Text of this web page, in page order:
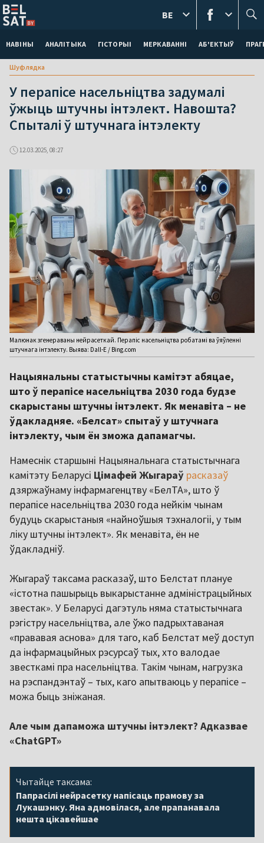
НАВІНЫ АНАЛІТЫКА ГІСТОРЫІ МЕРКАВАННI АБ'ЕКТЫЎ
BE
Шуфлядка
У перапісе насельніцтва задумалі
ўжыць штучны інтэлект. Навошта?
Спыталі ў штучнага інтэлекту
12.03.2025, 08:27
Малюнак згенераваны нейрасеткай. Перапіс насельніцтва робатамі ва ўяўленні
штучнага інтэлекту. Выява: Dall-E / Bing.com
Нацыянальны статыстычны камітэт абяцае,
што ў перапісе насельніцтва 2030 года будзе
скарыстаны штучны інтэлект. Як менавіта – не
ўдакладняе. «Белсат» спытаў у штучнага
інтэлекту, чым ён зможа дапамагчы.
Намеснік старшыні Нацыянальнага статыстычнага
камітэту Беларусі Цімафей Жыгараў расказаў
дзяржаўнаму інфармагенцтву «БелТА», што ў
перапісе насельніцтва 2030 года нейкім чынам
будуць скарыстаныя «найноўшыя тэхналогіі, у тым
ліку штучны інтэлект». Як менавіта, ён не
ўдакладніў.
Жыгараў таксама расказаў, што Белстат плануе
«істотна пашырыць выкарыстанне адміністрацыйных
звестак». У Беларусі дагэтуль няма статыстычнага
рэгістру насельніцтва, але ўжо падрыхтаваная
«прававая аснова» для таго, каб Белстат меў доступ
да інфармацыйных рэсурсаў тых, хто валодае
звесткамі пра насельніцтва. Такім чынам, нагрузка
на рэспандэнтаў – тых, каго апытваюць у перапісе –
можа быць зніжаная.
Але чым дапаможа штучны інтэлект? Адказвае
«ChatGPT»
Чытайце таксама:
Папрасілі нейрасетку напісаць прамову за
Лукашэнку. Яна адмовілася, але прапанавала
нешта цікавейшае